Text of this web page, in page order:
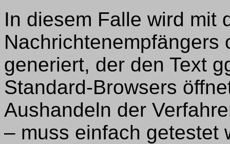
In diesem Falle wird mit
Nachrichtenempfängers
generiert, der den Text
Standard-Browsers
Aushandeln der
– muss einfach getestet